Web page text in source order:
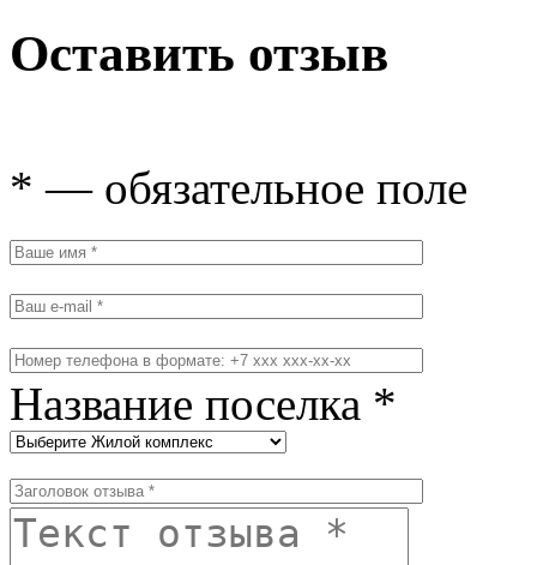
Оставить отзыв
* — обязательное поле
Название поселка *